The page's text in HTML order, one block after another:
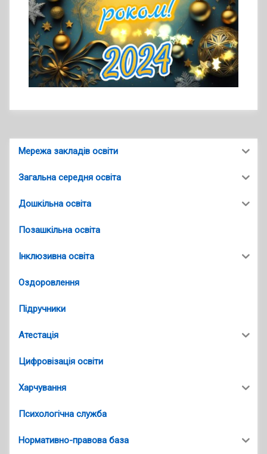
Мережа закладів освіти
Загальна середня освіта
Дошкільна освіта
Позашкільна освіта
Інклюзивна освіта
Оздоровлення
Підручники
Атестація
Цифровізація освіти
Харчування
Психологічна служба
Нормативно-правова база